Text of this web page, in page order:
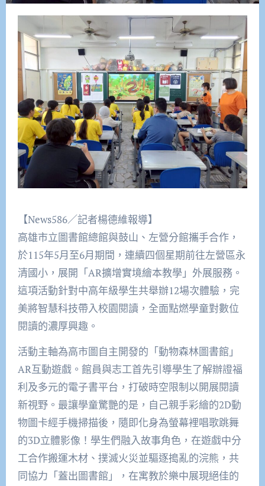
【News586／記者楊德維報導】
高雄市立圖書館總館與鼓山、左營分館攜手合作，
於115年5月至6月期間，連續四個星期前往左營區永
清國小，展開「AR擴增實境繪本教學」外展服務。
這項活動針對中高年級學生共舉辦12場次體驗，完
美將智慧科技帶入校園閱讀，全面點燃學童對數位
閱讀的濃厚興趣。
活動主軸為高市圖自主開發的「動物森林圖書館」
AR互動遊戲。館員與志工首先引導學生了解辦證福
利及多元的電子書平台，打破時空限制以開展閱讀
新視野。最讓學童驚艷的是，自己親手彩繪的2D動
物圖卡經手機掃描後，隨即化身為螢幕裡唱歌跳舞
的3D立體影像！學生們融入故事角色，在遊戲中分
工合作搬運木材、撲滅火災並驅逐搗亂的浣熊，共
同協力「蓋出圖書館」，在寓教於樂中展現絕佳的